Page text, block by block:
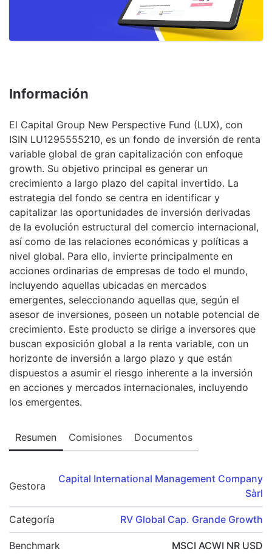
Información
El Capital Group New Perspective Fund (LUX), con
ISIN LU1295555210, es un fondo de inversión de renta
variable global de gran capitalización con enfoque
growth. Su objetivo principal es generar un
crecimiento a largo plazo del capital invertido. La
estrategia del fondo se centra en identificar y
capitalizar las oportunidades de inversión derivadas
de la evolución estructural del comercio internacional,
así como de las relaciones económicas y políticas a
nivel global. Para ello, invierte principalmente en
acciones ordinarias de empresas de todo el mundo,
incluyendo aquellas ubicadas en mercados
emergentes, seleccionando aquellas que, según el
asesor de inversiones, poseen un notable potencial de
crecimiento. Este producto se dirige a inversores que
buscan exposición global a la renta variable, con un
horizonte de inversión a largo plazo y que están
dispuestos a asumir el riesgo inherente a la inversión
en acciones y mercados internacionales, incluyendo
los emergentes.
Resumen Comisiones Documentos
Gestora
Capital International Management Company
Sàrl
Categoría RV Global Cap. Grande Growth
Benchmark MSCI ACWI NR USD